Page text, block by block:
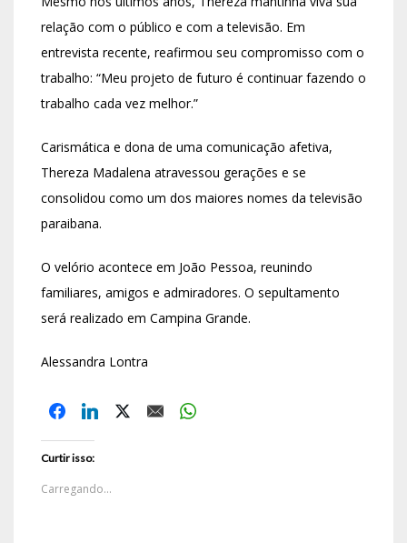
relação com o público e com a televisão. Em
entrevista recente, reafirmou seu compromisso com o
trabalho: “Meu projeto de futuro é continuar fazendo o
trabalho cada vez melhor.”
Carismática e dona de uma comunicação afetiva,
Thereza Madalena atravessou gerações e se
consolidou como um dos maiores nomes da televisão
paraibana.
O velório acontece em João Pessoa, reunindo
familiares, amigos e admiradores. O sepultamento
será realizado em Campina Grande.
Alessandra Lontra
Curtir isso:
Carregando...